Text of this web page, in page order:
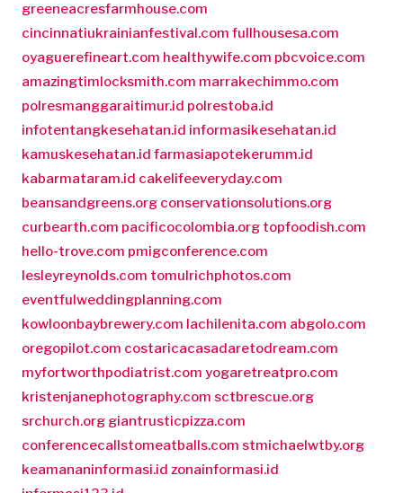
greeneacresfarmhouse.com
cincinnatiukrainianfestival.com fullhousesa.com
oyaguerefineart.com healthywife.com pbcvoice.com
amazingtimlocksmith.com marrakechimmo.com
polresmanggaraitimur.id polrestoba.id
infotentangkesehatan.id informasikesehatan.id
kamuskesehatan.id farmasiapotekerumm.id
kabarmataram.id cakelifeeveryday.com
beansandgreens.org conservationsolutions.org
curbearth.com pacificocolombia.org topfoodish.com
hello-trove.com pmigconference.com
lesleyreynolds.com tomulrichphotos.com
eventfulweddingplanning.com
kowloonbaybrewery.com lachilenita.com abgolo.com
oregopilot.com costaricacasadaretodream.com
myfortworthpodiatrist.com yogaretreatpro.com
kristenjanephotography.com sctbrescue.org
srchurch.org giantrusticpizza.com
conferencecallstomeatballs.com stmichaelwtby.org
keamananinformasi.id zonainformasi.id